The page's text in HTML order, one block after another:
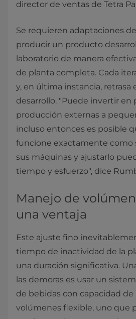
director de ventas de Tetra
Se requieren adaptaciones
producir un producto
laboratorio de manera
de planta completa. Cada
y, en última instancia, retrasa
desarrollo. "Puede invertir en
producción externas a
incluso entonces es posible
funcione exactamente como
sus máquinas y ajustarlo
tiempo y esfuerzo", dice
Manejo de
una ventaja
Este ajuste fino
tiempo de inactividad de la
una duración significativa.
las demoras es usar un
de bebidas con capacidad
volúmenes flexible, uno que